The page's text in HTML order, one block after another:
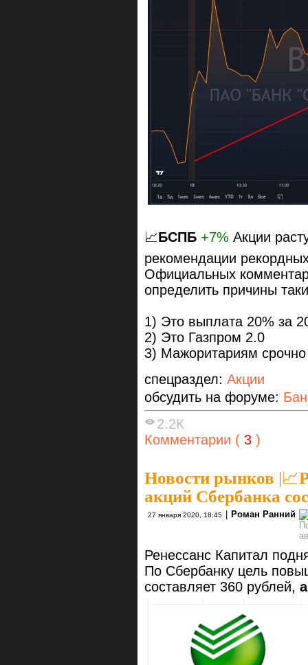
📈БСПБ +7% Акции
рекомендации
Официальных
определить причины
1) Это выплата 20% за
2) Это Газпром 2.0
3) Мажоритариям
спецраздел: Акции
обсудить на форуме:
2.2К
Комментарии ( 3 )
Новости рынков |
акций Сбербанка
27 января 2020, 18:45 | Роман Ранний
Ренессанс Капитал
По Сбербанку цель
составляет 360 рублей,